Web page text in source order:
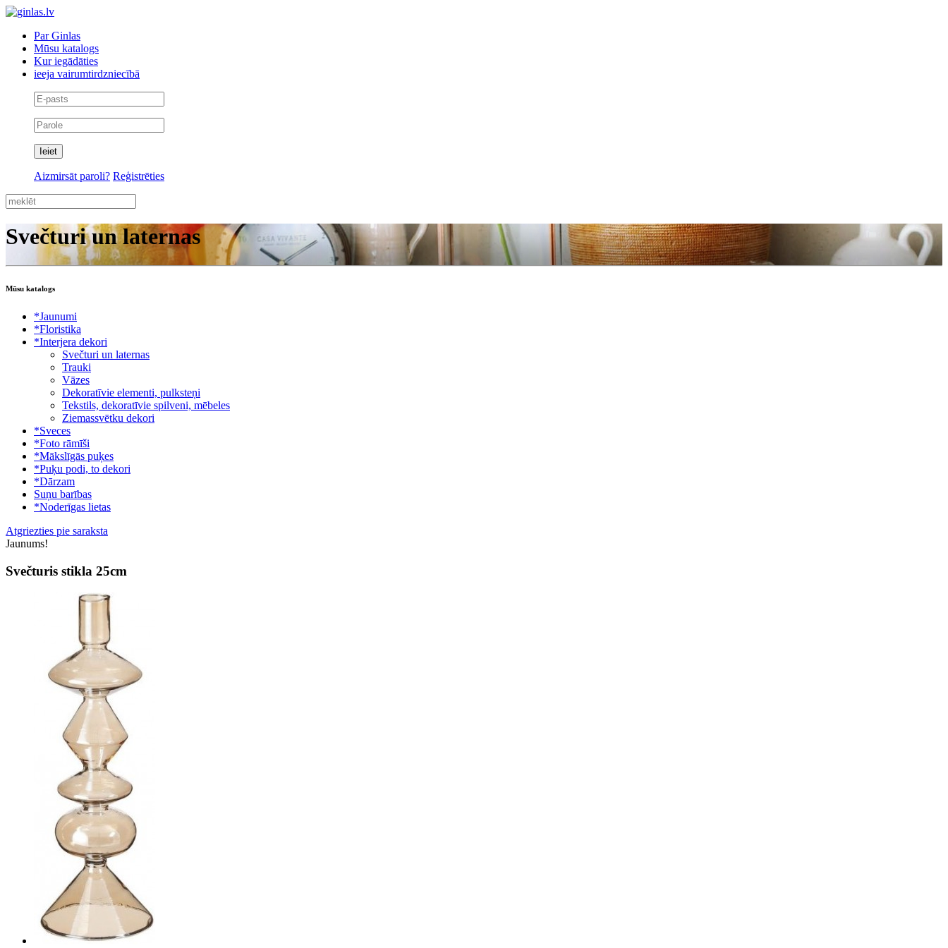
Par Ginlas
Mūsu katalogs
Kur iegādāties
ieeja vairumtirdzniecībā
Aizmirsāt paroli? Reģistrēties
Svečturi un laternas
Mūsu katalogs
*Jaunumi
*Floristika
*Interjera dekori
Svečturi un laternas
Trauki
Vāzes
Dekoratīvie elementi, pulksteņi
Tekstils, dekoratīvie spilveni, mēbeles
Ziemassvētku dekori
*Sveces
*Foto rāmīši
*Mākslīgās puķes
*Puķu podi, to dekori
*Dārzam
Suņu barības
*Noderīgas lietas
Atgriezties pie saraksta
Jaunums!
Svečturis stikla 25cm